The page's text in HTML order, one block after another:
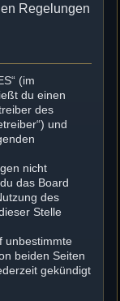
Regelungen
(im
du einen
des
und
nicht
das Board
des
Stelle
unbestimmte
beiden Seiten
gekündigt